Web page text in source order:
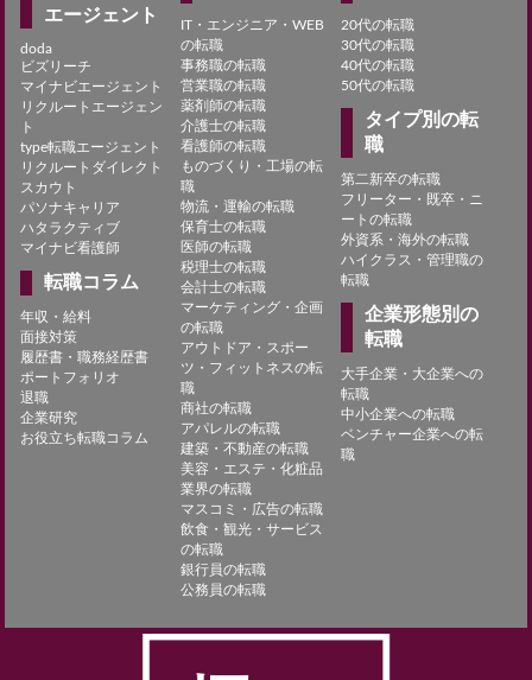
エージェント
doda
ビズリーチ
マイナビエージェント
リクルートエージェン
ト
type転職エージェント
リクルートダイレクト
スカウト
パソナキャリア
ハタラクティブ
マイナビ看護師
転職コラム
年収・給料
面接対策
履歴書・職務経歴書
ポートフォリオ
退職
企業研究
お役立ち転職コラム
IT・エンジニア・WEB
の転職
事務職の転職
営業職の転職
薬剤師の転職
介護士の転職
看護師の転職
ものづくり・工場の転
職
物流・運輸の転職
保育士の転職
医師の転職
税理士の転職
会計士の転職
マーケティング・企画
の転職
アウトドア・スポー
ツ・フィットネスの転
職
商社の転職
アパレルの転職
建築・不動産の転職
美容・エステ・化粧品
業界の転職
マスコミ・広告の転職
飲食・観光・サービス
の転職
銀行員の転職
公務員の転職
20代の転職
30代の転職
40代の転職
50代の転職
タイプ別の転
職
第二新卒の転職
フリーター・既卒・ニ
ートの転職
外資系・海外の転職
ハイクラス・管理職の
転職
企業形態別の
転職
大手企業・大企業への
転職
中小企業への転職
ベンチャー企業への転
職